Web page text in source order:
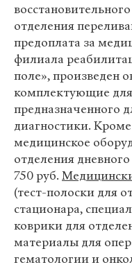
отделения
предоплата за
филиала
поле», произведен
комплектующие
предназначенного
диагностики.
медицинское
отделения
750 руб.
(тест-полоски для
стационара,
коврики для
материалы для
гематологии и